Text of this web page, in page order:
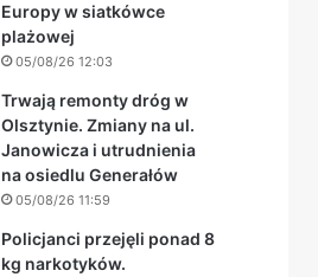
Europy w siatkówce
plażowej
05/08/26 12:03
Trwają remonty dróg w
Olsztynie. Zmiany na ul.
Janowicza i utrudnienia
na osiedlu Generałów
05/08/26 11:59
Policjanci przejęli ponad 8
kg narkotyków.